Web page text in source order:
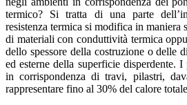
termico? Si tratta di una parte
resistenza termica si modifica in maniera
di materiali con conduttività termica
dello spessore della costruzione o delle
ed esterne della superficie disperdente.
in corrispondenza di travi, pilastri,
rappresentare fino al 30% del calore